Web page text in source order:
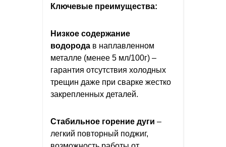
Ключевые преимущества:
Низкое содержание
водорода в наплавленном
металле (менее 5 мл/100г) –
гарантия отсутствия холодных
трещин даже при сварке жестко
закрепленных деталей.
Стабильное горение дуги –
легкий повторный поджиг,